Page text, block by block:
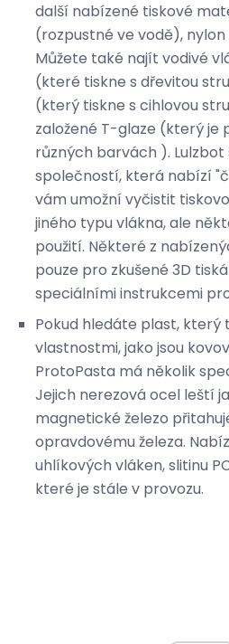
další nabízené tiskové
(rozpustné ve vodě),
Můžete také najít vodivé
(které tiskne s dřevitou
(který tiskne s cihlovou
založené T-glaze (který je
různých barvách ). Lulzbot
společností, která nabízí
vám umožní vyčistit
jiného typu vlákna, ale
použití. Některé z
pouze pro zkušené 3D
speciálními instrukcemi
Pokud hledáte plast, který
vlastnostmi, jako jsou
ProtoPasta má několik
Jejich nerezová ocel leští
magnetické železo
opravdovému železa.
uhlíkových vláken, slitinu
které je stále v provozu.